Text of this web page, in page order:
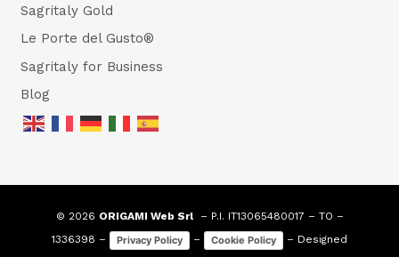
Sagritaly Gold
Le Porte del Gusto®
Sagritaly for Business
Blog
© 2026 ORIGAMI Web Srl– P.I. IT13065480017 – TO –
1336398 –
Privacy Policy – Cookie Policy
– Designed